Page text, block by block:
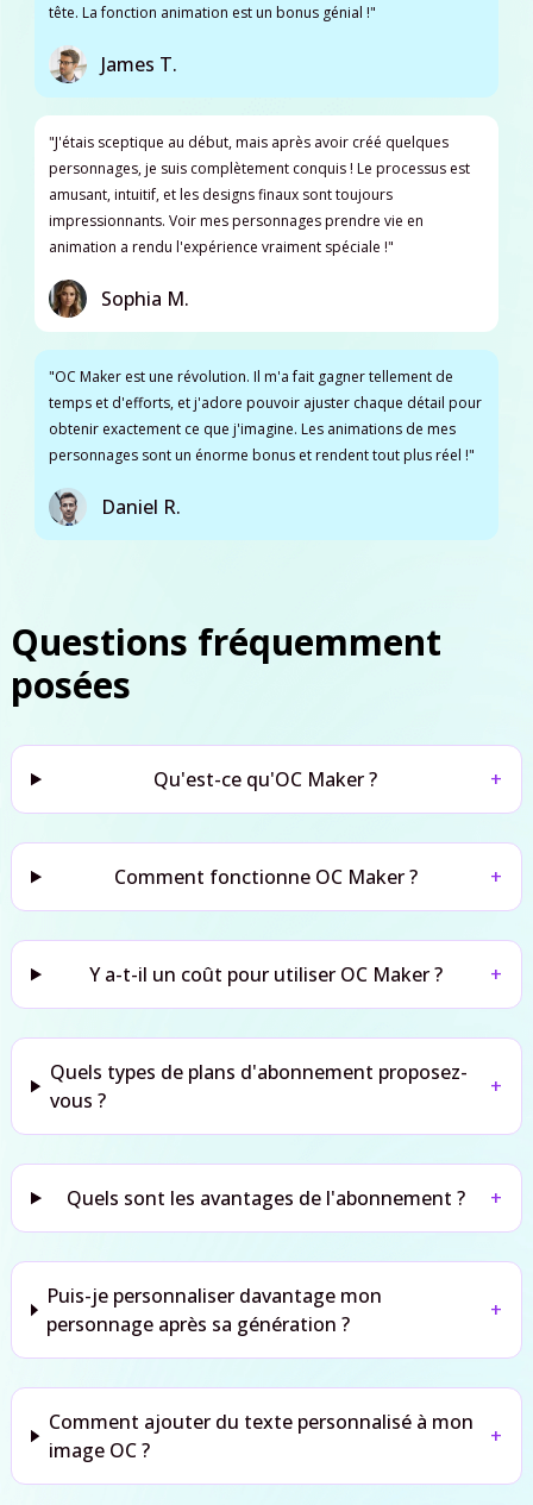
tête. La fonction animation est un bonus génial !"
James T.
"J'étais sceptique au début, mais après avoir créé quelques
personnages, je suis complètement conquis ! Le processus est
amusant, intuitif, et les designs finaux sont toujours
impressionnants. Voir mes personnages prendre vie en
animation a rendu l'expérience vraiment spéciale !"
Sophia M.
"OC Maker est une révolution. Il m'a fait gagner tellement de
temps et d'efforts, et j'adore pouvoir ajuster chaque détail pour
obtenir exactement ce que j'imagine. Les animations de mes
personnages sont un énorme bonus et rendent tout plus réel !"
Daniel R.
Questions fréquemment
posées
Qu'est-ce qu'OC Maker ? +
Comment fonctionne OC Maker ? +
Y a-t-il un coût pour utiliser OC Maker ? +
Quels types de plans d'abonnement proposez-
vous ?
+
Quels sont les avantages de l'abonnement ? +
Puis-je personnaliser davantage mon
personnage après sa génération ?
+
Comment ajouter du texte personnalisé à mon
image OC ?
+